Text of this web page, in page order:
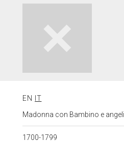
EN
IT
Madonna con Bambino e
1700-1799